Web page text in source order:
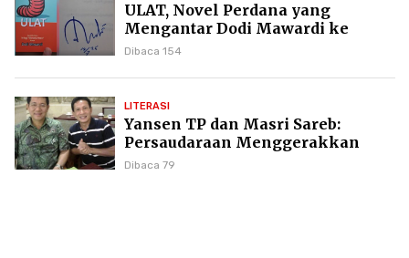
ULAT, Novel Perdana yang
Mengantar Dodi Mawardi ke
Puncak Karier Kepenulisan
Dibaca 154
LITERASI
Yansen TP dan Masri Sareb:
Persaudaraan Menggerakkan
Literasi Borneo
Dibaca 79